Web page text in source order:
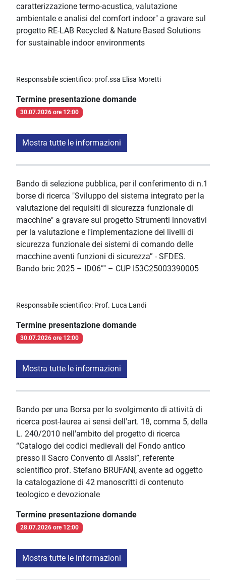
caratterizzazione termo-acustica, valutazione
ambientale e analisi del comfort indoor" a gravare sul
progetto RE-LAB Recycled & Nature Based Solutions
for sustainable indoor environments
Responsabile scientifico: prof.ssa Elisa Moretti
Termine presentazione domande
30.07.2026 ore 12:00
Mostra tutte le informazioni
Bando di selezione pubblica, per il conferimento di n.1
borse di ricerca "Sviluppo del sistema integrato per la
valutazione dei requisiti di sicurezza funzionale di
macchine" a gravare sul progetto Strumenti innovativi
per la valutazione e l'implementazione dei livelli di
sicurezza funzionale dei sistemi di comando delle
macchine aventi funzioni di sicurezza” - SFDES.
Bando bric 2025 – ID06”" – CUP I53C25003390005
Responsabile scientifico: Prof. Luca Landi
Termine presentazione domande
30.07.2026 ore 12:00
Mostra tutte le informazioni
Bando per una Borsa per lo svolgimento di attività di
ricerca post-laurea ai sensi dell'art. 18, comma 5, della
L. 240/2010 nell'ambito del progetto di ricerca
“Catalogo dei codici medievali del Fondo antico
presso il Sacro Convento di Assisi”, referente
scientifico prof. Stefano BRUFANI, avente ad oggetto
la catalogazione di 42 manoscritti di contenuto
teologico e devozionale
Termine presentazione domande
28.07.2026 ore 12:00
Mostra tutte le informazioni